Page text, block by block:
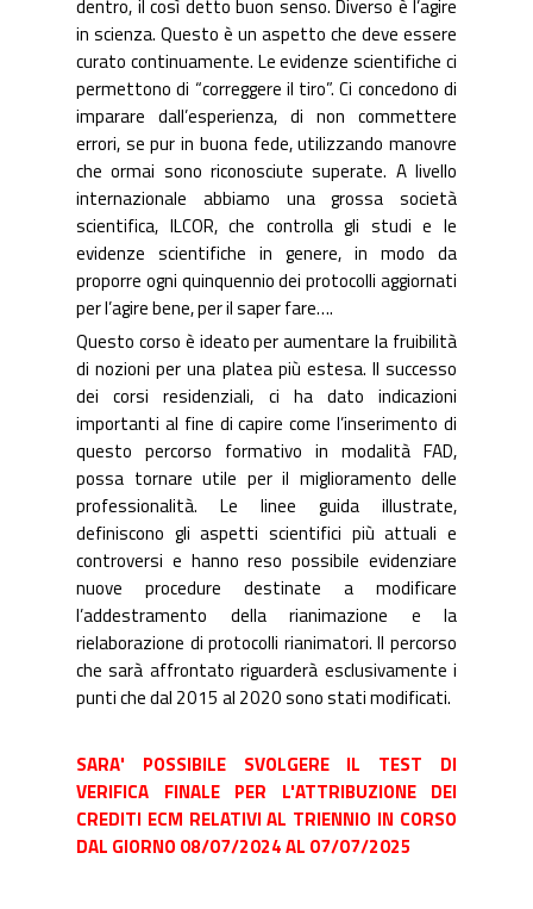
dentro, il così detto buon senso. Diverso è l’agire
in scienza. Questo è un aspetto che deve essere
curato continuamente. Le evidenze scientifiche ci
permettono di “correggere il tiro”. Ci concedono di
imparare dall’esperienza, di non commettere
errori, se pur in buona fede, utilizzando manovre
che ormai sono riconosciute superate. A livello
internazionale abbiamo una grossa società
scientifica, ILCOR, che controlla gli studi e le
evidenze scientifiche in genere, in modo da
proporre ogni quinquennio dei protocolli aggiornati
per l’agire bene, per il saper fare….
Questo corso è ideato per aumentare la fruibilità
di nozioni per una platea più estesa. Il successo
dei corsi residenziali, ci ha dato indicazioni
importanti al fine di capire come l’inserimento di
questo percorso formativo in modalità FAD,
possa tornare utile per il miglioramento delle
professionalità. Le linee guida illustrate,
definiscono gli aspetti scientifici più attuali e
controversi e hanno reso possibile evidenziare
nuove procedure destinate a modificare
l’addestramento della rianimazione e la
rielaborazione di protocolli rianimatori. Il percorso
che sarà affrontato riguarderà esclusivamente i
punti che dal 2015 al 2020 sono stati modificati.
SARA' POSSIBILE SVOLGERE IL TEST DI
VERIFICA FINALE PER L'ATTRIBUZIONE DEI
CREDITI ECM RELATIVI AL TRIENNIO IN CORSO
DAL GIORNO 08/07/2024 AL 07/07/2025